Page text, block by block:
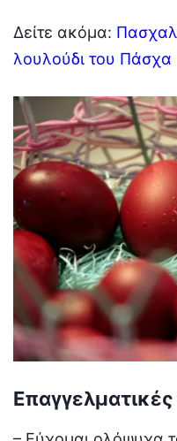
Δείτε ακόμα:
λουλούδι του Πάσχα